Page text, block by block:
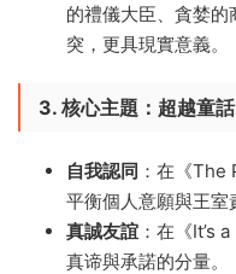
的禮儀大臣、貪婪
突，更具現實意義。
3. 核心主題：超越童
自我認同 ：在《
平衡個人意願與王室
真誠友誼 ：在《It’s
真谛與承諾的分量。